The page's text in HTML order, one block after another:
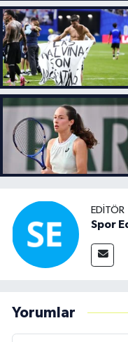
EDITÖR
Spor
Yorumlar